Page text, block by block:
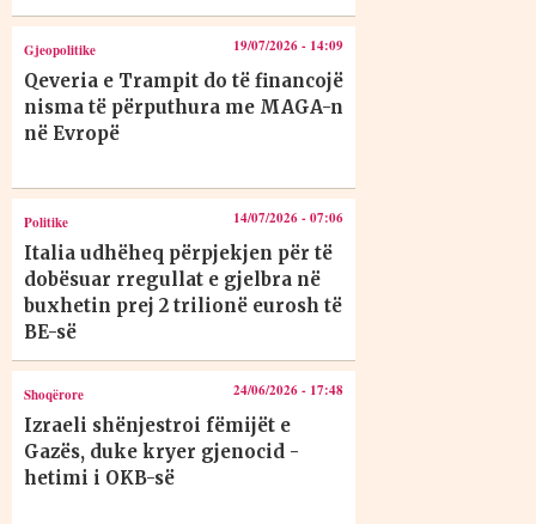
Gjeopolitike 19/07/2026 - 14:09
Qeveria e Trampit do të financojë
nisma të përputhura me MAGA-n
në Evropë
Politike 14/07/2026 - 07:06
Italia udhëheq përpjekjen për të
dobësuar rregullat e gjelbra në
buxhetin prej 2 trilionë eurosh të
BE-së
Shoqërore 24/06/2026 - 17:48
Izraeli shënjestroi fëmijët e
Gazës, duke kryer gjenocid -
hetimi i OKB-së